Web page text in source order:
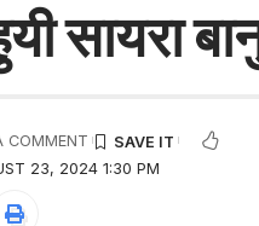
सायरा
23, 2024 1:30 PM
COMMENT